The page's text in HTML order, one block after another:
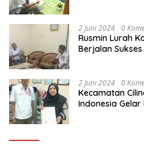
2 Juni 2024 0
Rusmin Lurah
Berjalan
2 Juni 2024 0
Kecamatan
Indonesia